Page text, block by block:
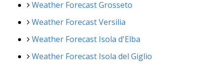
Weather Forecast Grosseto
Weather Forecast Versilia
Weather Forecast Isola d'Elba
Weather Forecast Isola del Giglio